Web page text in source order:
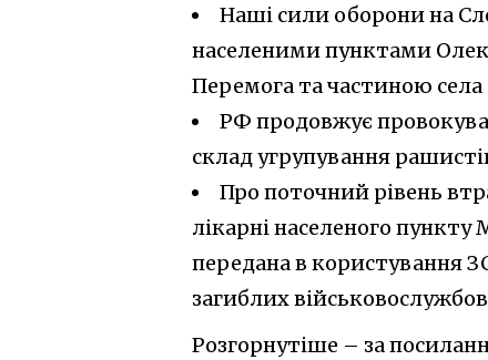
Наші сили оборони на
населеними пунктами
Перемога та частиною
РФ продовжує
склад угрупування
Про поточний рівень
лікарні населеного
передана в користування
загиблих
Розгорнутіше – за